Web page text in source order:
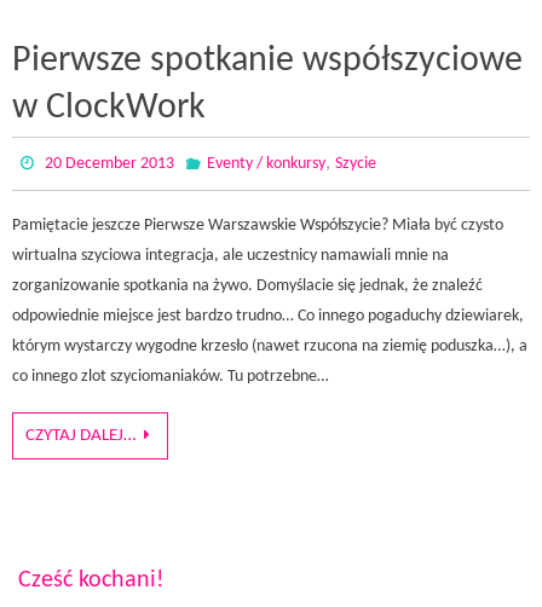
Pierwsze spotkanie współszyciowe
w ClockWork
20 December 2013 Eventy / konkursy, Szycie
Pamiętacie jeszcze Pierwsze Warszawskie Współszycie? Miała być czysto
wirtualna szyciowa integracja, ale uczestnicy namawiali mnie na
zorganizowanie spotkania na żywo. Domyślacie się jednak, że znaleźć
odpowiednie miejsce jest bardzo trudno… Co innego pogaduchy dziewiarek,
którym wystarczy wygodne krzesło (nawet rzucona na ziemię poduszka…), a
co innego zlot szyciomaniaków. Tu potrzebne…
CZYTAJ DALEJ…
Cześć kochani!